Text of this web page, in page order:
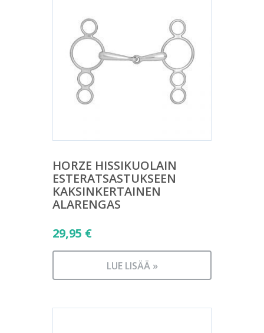
HORZE HISSIKUOLAIN
ESTERATSASTUKSEEN
KAKSINKERTAINEN
ALARENGAS
29,95 €
LUE LISÄÄ »